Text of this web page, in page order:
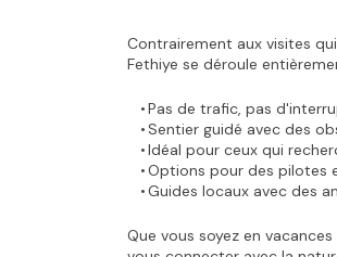
Contrairement aux visites
Fethiye se déroule
Pas de trafic, pas
Sentier guidé avec des
Idéal pour ceux qui
Options pour des pilotes
Guides locaux avec des
Que vous soyez en